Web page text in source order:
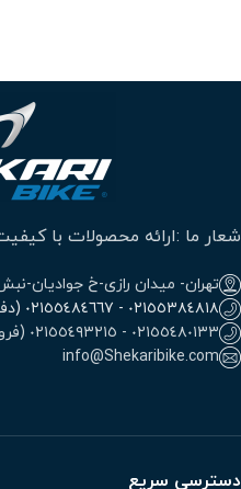
شعار ما :ارائه محصولات با
تهران- میدان رازی-خ جوادیان-
٠٢١٥٥٣٨٤٨١٨ - ٠٢١٥٥٤٨٤٦٦٧ (دفتر مرکزی)
٠٢١٥٥٤٨٠١٣٣ - ٠٢١٥٥٤٩٣٢١٥ (فروشگاه)
info@Shekaribike.com
دسترسی سریع